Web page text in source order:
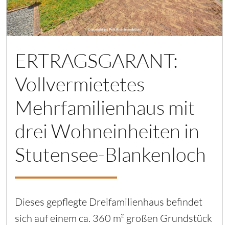
ERTRAGSGARANT:
Vollvermietetes
Mehrfamilienhaus mit
drei Wohneinheiten in
Stutensee-Blankenloch
Dieses gepflegte Dreifamilienhaus befindet
sich auf einem ca. 360 m² großen Grundstück